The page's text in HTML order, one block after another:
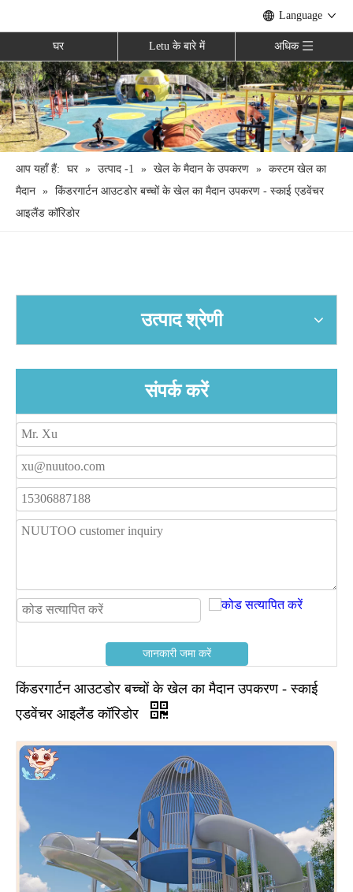
Language
घर Letu के बारे में अधिक
आप यहाँ हैं: घर » उत्पाद -1 » खेल के मैदान के उपकरण » कस्टम खेल का
मैदान » किंडरगार्टन आउटडोर बच्चों के खेल का मैदान उपकरण - स्काई एडवेंचर
आइलैंड कॉरिडोर
उत्पाद श्रेणी
संपर्क करें
जानकारी जमा करें
किंडरगार्टन आउटडोर बच्चों के खेल का मैदान उपकरण - स्काई
एडवेंचर आइलैंड कॉरिडोर